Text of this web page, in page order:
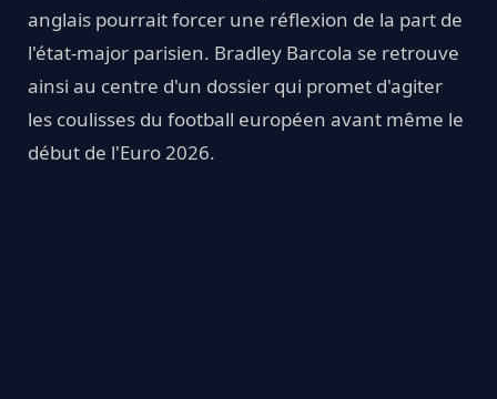
anglais pourrait forcer une réflexion de la part de
l'état-major parisien. Bradley Barcola se retrouve
ainsi au centre d'un dossier qui promet d'agiter
les coulisses du football européen avant même le
début de l'Euro 2026.